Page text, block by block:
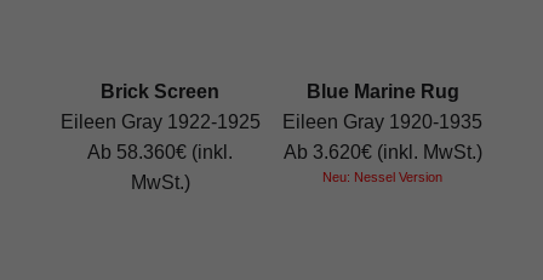
Brick Screen
Eileen Gray 1922-1925
Ab 58.360€ (inkl.
MwSt.)
Blue Marine Rug
Eileen Gray 1920-1935
Ab 3.620€ (inkl. MwSt.)
Neu: Nessel Version